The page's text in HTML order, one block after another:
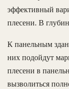
эффективный
плесени. В
К панельным
них подойдут
плесени в
вызволиться